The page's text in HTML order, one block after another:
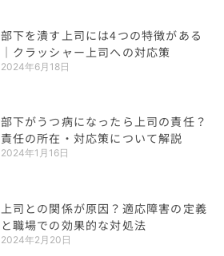
部下を潰す上司には4つの特徴がある
｜クラッシャー上司への対応策
2024年6月18日
部下がうつ病になったら上司の責任？
責任の所在・対応策について解説
2024年1月16日
上司との関係が原因？適応障害の定義
と職場での効果的な対処法
2024年2月20日